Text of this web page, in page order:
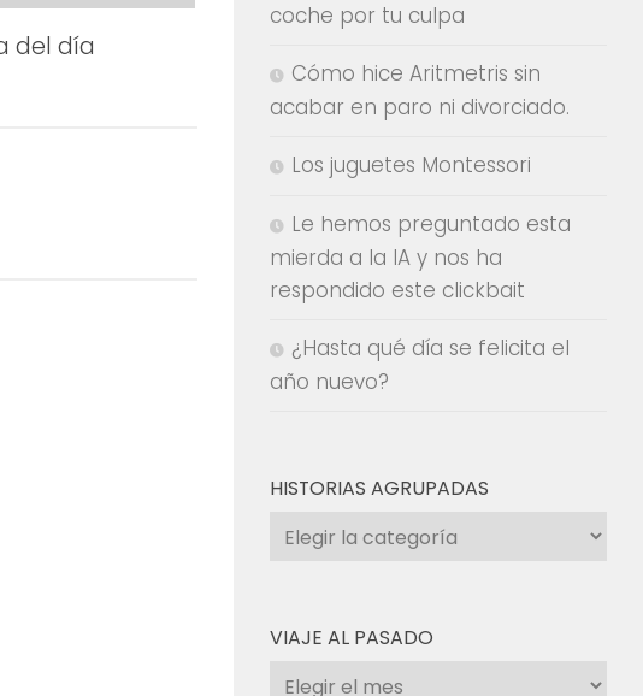
del día
coche por tu culpa
Cómo hice Aritmetris sin
acabar en paro ni divorciado.
Los juguetes Montessori
Le hemos preguntado esta
mierda a la IA y nos ha
respondido este clickbait
¿Hasta qué día se felicita el
año nuevo?
HISTORIAS AGRUPADAS
Historias
agrupadas
VIAJE AL PASADO
Viaje